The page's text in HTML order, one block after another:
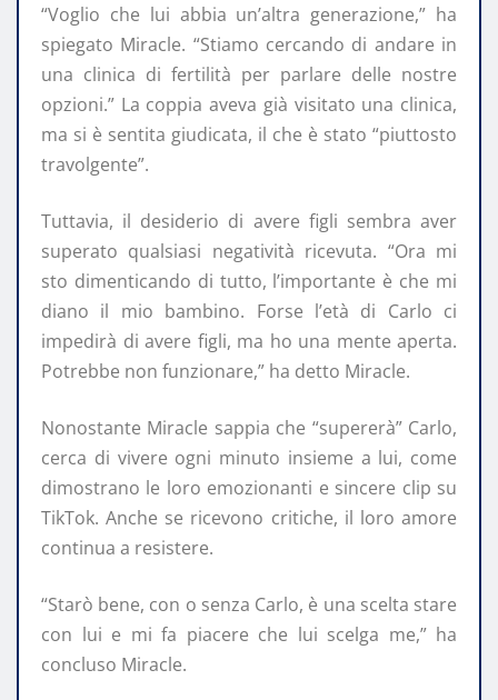
“Voglio che lui abbia un’altra generazione,” ha
spiegato Miracle. “Stiamo cercando di andare in
una clinica di fertilità per parlare delle nostre
opzioni.” La coppia aveva già visitato una clinica,
ma si è sentita giudicata, il che è stato “piuttosto
travolgente”.
Tuttavia, il desiderio di avere figli sembra aver
superato qualsiasi negatività ricevuta. “Ora mi
sto dimenticando di tutto, l’importante è che mi
diano il mio bambino. Forse l’età di Carlo ci
impedirà di avere figli, ma ho una mente aperta.
Potrebbe non funzionare,” ha detto Miracle.
Nonostante Miracle sappia che “supererà” Carlo,
cerca di vivere ogni minuto insieme a lui, come
dimostrano le loro emozionanti e sincere clip su
TikTok. Anche se ricevono critiche, il loro amore
continua a resistere.
“Starò bene, con o senza Carlo, è una scelta stare
con lui e mi fa piacere che lui scelga me,” ha
concluso Miracle.